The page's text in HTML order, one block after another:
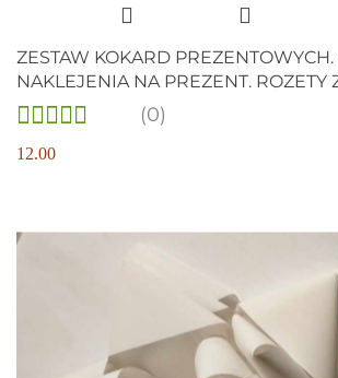
ZESTAW KOKARD
NAKLEJENIA NA PREZENT. ROZETY
5 szt.
(0)
12.00